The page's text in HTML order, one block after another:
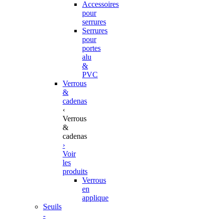
Accessoires
pour
serrures
Serrures
pour
portes
alu
&
PVC
Verrous
&
cadenas
‹
Verrous
&
cadenas
›
Voir
les
produits
Verrous
en
applique
Seuils
-